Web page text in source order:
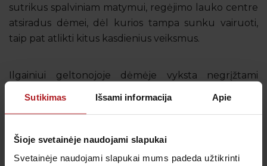
Sutikimas Išsami informacija Apie
Šioje svetainėje naudojami slapukai
Svetainėje naudojami slapukai mums padeda užtikrinti
sutrikus spalviniam matymui, regėjimo lauko centre
atsiradus dėmei, dėl kurios tampa sunku vairuoti,
taip pat atlikti kitus kasdienius veiksmus.
Ilgainiui geltonojoje dėmėje vyksta negrįžtami
pokyčiai, galintys lemti aklumą. Todėl ypač svarbu
laiku kreiptis į specialistą. Akių ligų gydytojas, atlikęs
gydymą vaistais arba fotodinaminę terapiją. Tai
padeda sulėtinti ligos progresavimą.